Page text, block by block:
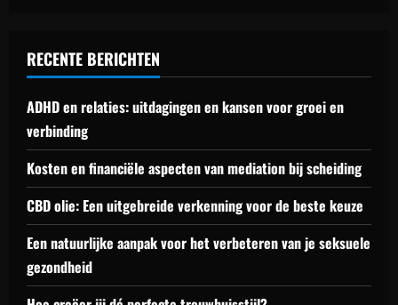
RECENTE BERICHTEN
ADHD en relaties: uitdagingen en kansen voor groei en
verbinding
Kosten en financiële aspecten van mediation bij scheiding
CBD olie: Een uitgebreide verkenning voor de beste keuze
Een natuurlijke aanpak voor het verbeteren van je seksuele
gezondheid